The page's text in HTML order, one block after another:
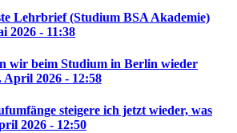
Lehrbrief (Studium BSA Akademie)
2026 - 11:38
wir beim Studium in Berlin wieder
April 2026 - 12:58
steigere ich jetzt wieder, was
2026 - 12:50